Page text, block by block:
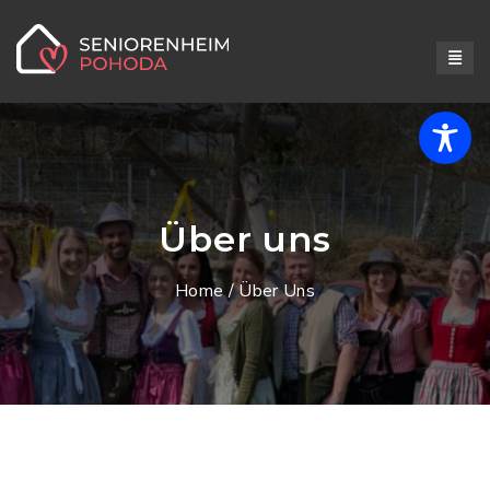
Über uns
Home/ Über Uns